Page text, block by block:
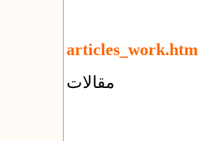
articles_work.htm
مقالات